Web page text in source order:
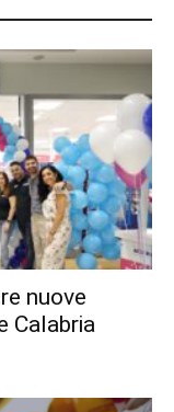
nuove
Calabria